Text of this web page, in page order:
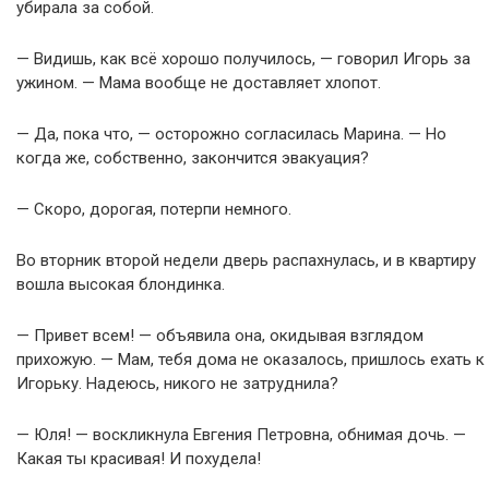
убирала за собой.
— Видишь, как всё хорошо получилось, — говорил Игорь за
ужином. — Мама вообще не доставляет хлопот.
— Да, пока что, — осторожно согласилась Марина. — Но
когда же, собственно, закончится эвакуация?
— Скоро, дорогая, потерпи немного.
Во вторник второй недели дверь распахнулась, и в квартиру
вошла высокая блондинка.
— Привет всем! — объявила она, окидывая взглядом
прихожую. — Maм, тебя дома не оказалось, пришлось ехать к
Игорьку. Надеюсь, никого не затруднила?
— Юля! — воскликнула Евгения Петровна, обнимая дочь. —
Какая ты красивая! И похудела!